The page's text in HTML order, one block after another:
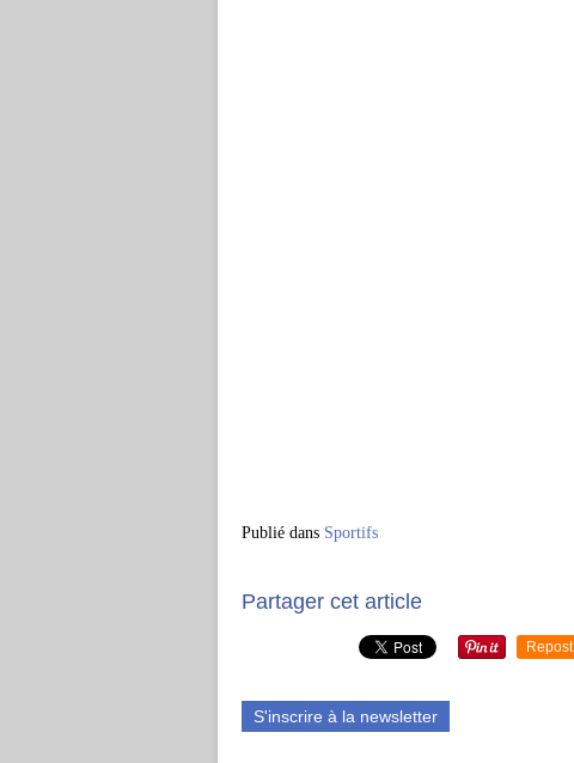
Publié dans Sportifs
Partager cet article
Repost
S'inscrire à la newsletter